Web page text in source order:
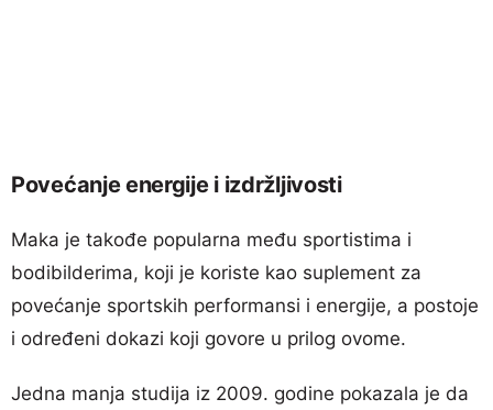
Povećanje energije i izdržljivosti
Maka je takođe popularna među sportistima i
bodibilderima, koji je koriste kao suplement za
povećanje sportskih performansi i energije, a postoje
i određeni dokazi koji govore u prilog ovome.
Jedna manja studija iz 2009. godine pokazala je da